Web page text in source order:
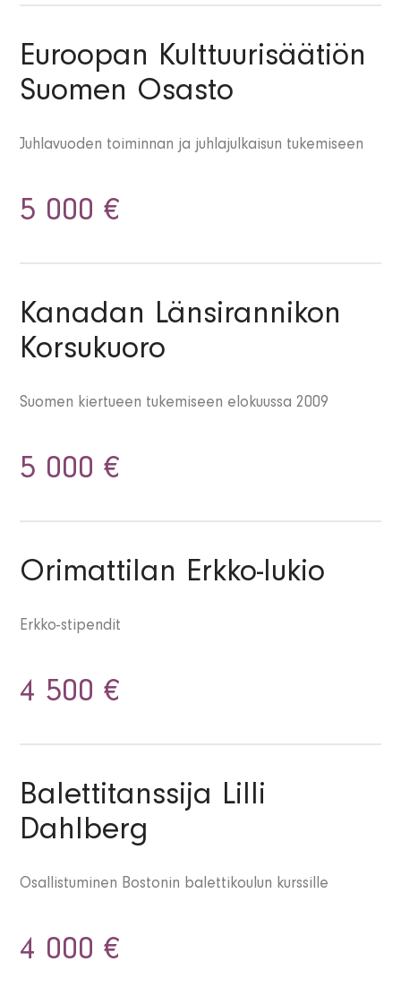
Euroopan Kulttuurisäätiön
Suomen Osasto
Juhlavuoden toiminnan ja juhlajulkaisun tukemiseen
5 000 €
Kanadan Länsirannikon
Korsukuoro
Suomen kiertueen tukemiseen elokuussa 2009
5 000 €
Orimattilan Erkko-lukio
Erkko-stipendit
4 500 €
Balettitanssija Lilli
Dahlberg
Osallistuminen Bostonin balettikoulun kurssille
4 000 €